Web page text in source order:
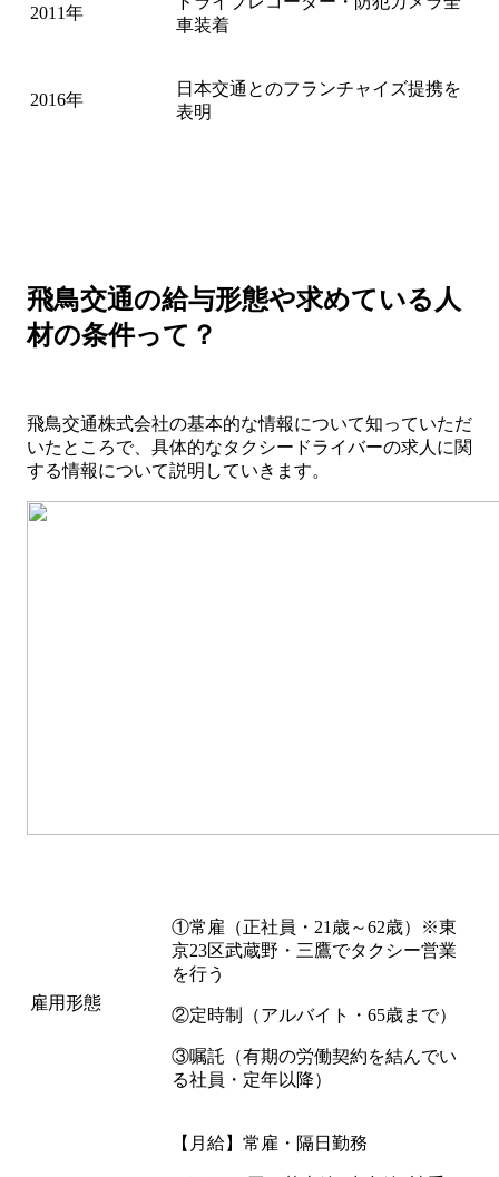
2011年
車装着
2016年
日本交通とのフランチャイズ提携を
表明
飛鳥交通の給与形態や求めている人
材の条件って？
飛鳥交通株式会社の基本的な情報について知っていただ
いたところで、具体的なタクシードライバーの求人に関
する情報について説明していきます。
雇用形態
①常雇（正社員・21歳～62歳）※東
京23区武蔵野・三鷹でタクシー営業
を行う
②定時制（アルバイト・65歳まで）
③嘱託（有期の労働契約を結んでい
る社員・定年以降）
【月給】常雇・隔日勤務